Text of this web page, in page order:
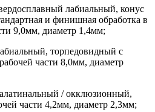
лабиальный, конус
и финишная обработка в
9,0мм, диаметр 1,4мм;
торпедовидный с
части 8,0мм, диаметр
/ окклюзионный,
части 4,2мм, диаметр 2,3мм;